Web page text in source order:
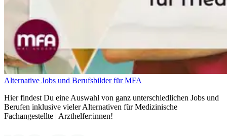
Alternative Jobs und Berufsbilder für MFA
Hier findest Du eine Auswahl von ganz unterschiedlichen Jobs und
Berufen inklusive vieler Alternativen für Medizinische
Fachangestellte | Arzthelfer:innen!